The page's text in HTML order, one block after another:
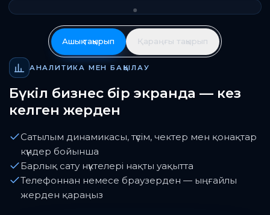
Бүкіл бизнес бір экранда — кез
келген жерден
Сатылым динамикасы, түсім, чектер мен қонақтар
күндер бойынша
Барлық сату нүктелері нақты уақытта
Телефоннан немесе браузерден — ыңғайлы